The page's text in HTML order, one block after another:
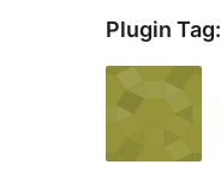
Plugin Tag: